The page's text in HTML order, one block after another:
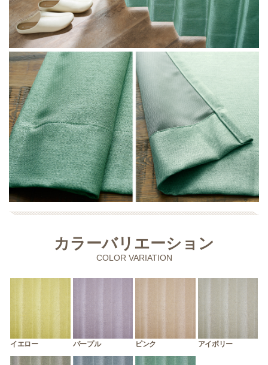
カラーバリエーション
COLOR VARIATION
イエロー パープル ピンク アイボリー